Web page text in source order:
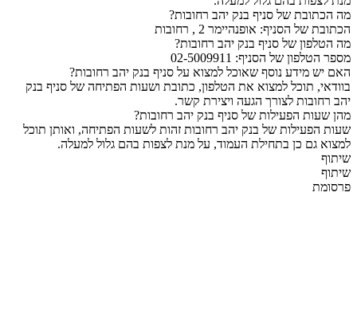
מה הכתובת של סניף בנק יהב רחובות?
הכתובת של הסניף: אופנהיימר 2 , רחובות
מה הטלפון של סניף בנק יהב רחובות?
מספר הטלפון של הסניף: 02-5009911
האם יש מידע נוסף שאוכל למצוא על סניף בנק יהב רחובות?
בוודאי, תוכל למצוא את הטלפון, כתובת ושעות הפתיחה של סניף בנק
יהב רחובות לצורך הגעה ויצירת קשר.
מהן שעות הפעילות של סניף בנק יהב רחובות?
שעות הפעילות של בנק יהב רחובות זהות לשעות הפתיחה, ואותן תוכל
למצוא גם כן בתחילת העמוד, על מנת לצפות בהם גלול למעלה.
שיתוף
שיתוף
פרסומת